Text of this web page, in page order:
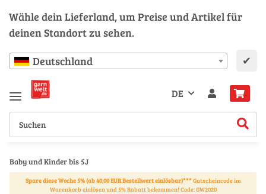
Wähle dein Lieferland, um Preise und Artikel für
deinen Standort zu sehen.
Deutschland ✔
DE
Baby und Kinder bis 5J
Spare diese Woche 5% (ab 40,00 EUR Bestellwert einlösbar)***Gutscheincode im
Warenkorb einlösen und 5% Rabatt bekommen! Code: GW2020